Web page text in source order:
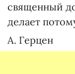
священный
делает
А. Герцен